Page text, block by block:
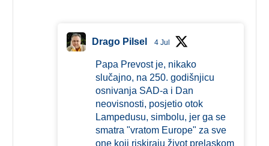
Drago Pilsel 4 Jul
Papa Prevost je, nikako
slučajno, na 250. godišnjicu
osnivanja SAD-a i Dan
neovisnosti, posjetio otok
Lampedusu, simbolu, jer ga se
smatra "vratom Europe" za sve
one koji riskiraju život prelaskom